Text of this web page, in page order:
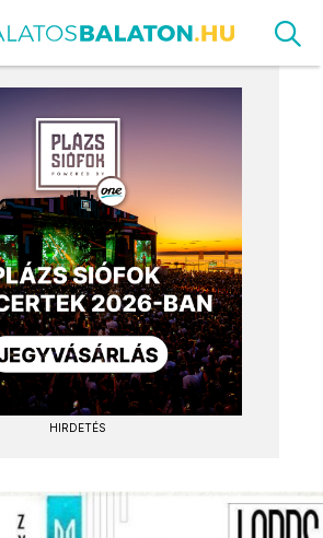
HIRDETÉS